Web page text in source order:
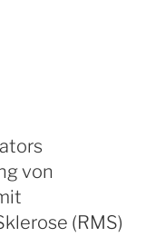
von
(RMS)